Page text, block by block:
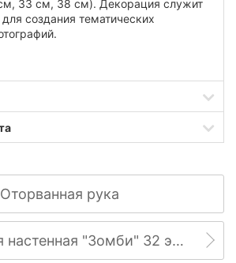
33 см, 38 см). Декорация служит
создания тематических
Оторванная рука
Декорация настенная "Зомби" 32 элемента